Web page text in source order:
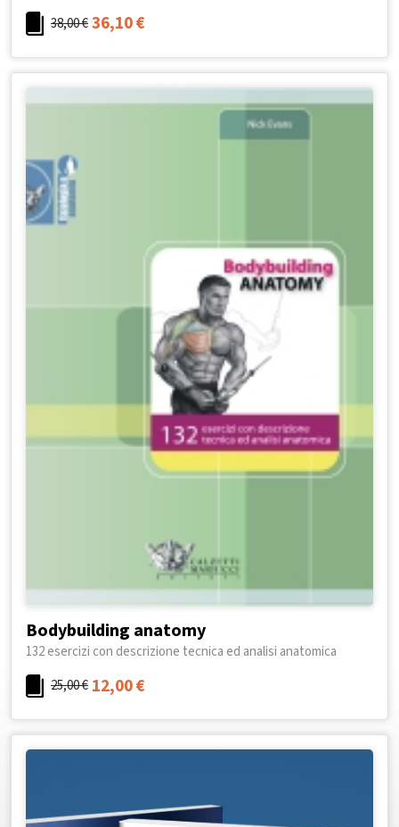
38,00€36,10€
Bodybuilding anatomy
132 esercizi con descrizione tecnica ed analisi anatomica
25,00€ 12,00€